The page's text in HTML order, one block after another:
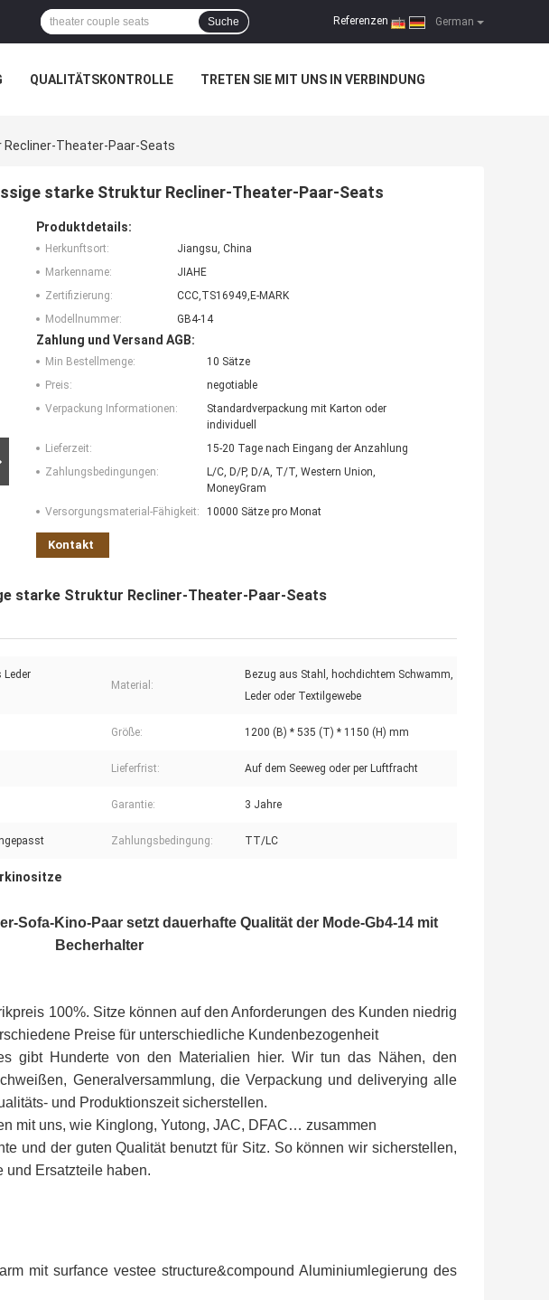
German
Referenzen |
Suche
QUALITÄTSKONTROLLE TRETEN SIE MIT UNS IN VERBINDUNG
Recliner-Theater-Paar-Seats
starke Struktur Recliner-Theater-Paar-Seats
Produktdetails:
Herkunftsort:
Jiangsu, China
Markenname:
JIAHE
Zertifizierung:
CCC,TS16949,E-MARK
Modellnummer:
GB4-14
Zahlung und Versand AGB:
Min Bestellmenge:
10 Sätze
Preis:
negotiable
Verpackung Informationen:
Standardverpackung mit Karton oder
individuell
Lieferzeit:
15-20 Tage nach Eingang der Anzahlung
Zahlungsbedingungen:
L/C, D/P, D/A, T/T, Western Union,
MoneyGram
Versorgungsmaterial-Fähigkeit:
10000 Sätze pro Monat
Kontakt
starke Struktur Recliner-Theater-Paar-Seats
Leder
Material:
Bezug aus Stahl, hochdichtem Schwamm,
Leder oder Textilgewebe
Größe: 1200 (B) * 535 (T) * 1150 (H) mm
Lieferfrist: Auf dem Seeweg oder per Luftfracht
Garantie: 3 Jahre
Zahlungsbedingung: TT/LC
Sofa-Kino-Paar setzt dauerhafte Qualität der Mode-Gb4-14 mit
Becherhalter
100%. Sitze können auf den Anforderungen des Kunden niedrig
Preise für unterschiedliche Kundenbezogenheit
gibt Hunderte von den Materialien hier. Wir tun das Nähen, den
Generalversammlung, die Verpackung und deliverying alle
und Produktionszeit sicherstellen.
mit uns, wie Kinglong, Yutong, JAC, DFAC… zusammen
und der guten Qualität benutzt für Sitz. So können wir sicherstellen,
und Ersatzteile haben.
mit surfance vestee structure&compound Aluminiumlegierung des